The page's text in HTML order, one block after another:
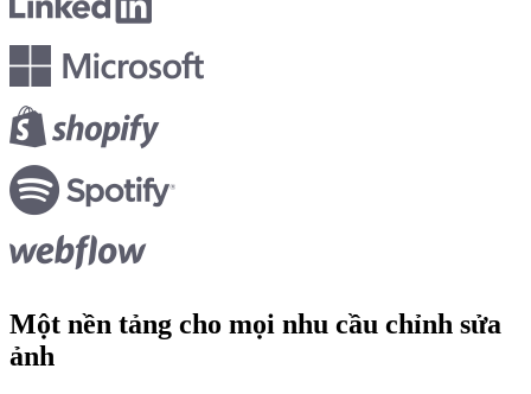
Một nền tảng cho mọi nhu cầu chỉnh sửa
ảnh